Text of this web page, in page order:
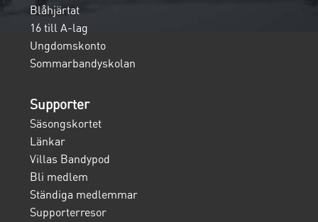
Blåhjärtat
16 till A-lag
Ungdomskonto
Sommarbandyskolan
Supporter
Säsongskortet
Länkar
Villas Bandypod
Bli medlem
Ständiga medlemmar
Supporterresor